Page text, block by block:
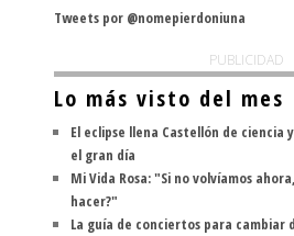
Tweets por @nomepierdoniuna
PUBLICIDAD
Lo más visto del mes
El eclipse llena Castellón de
el gran día
Mi Vida Rosa: "Si no volvíamos
hacer?"
La guía de conciertos para cambiar